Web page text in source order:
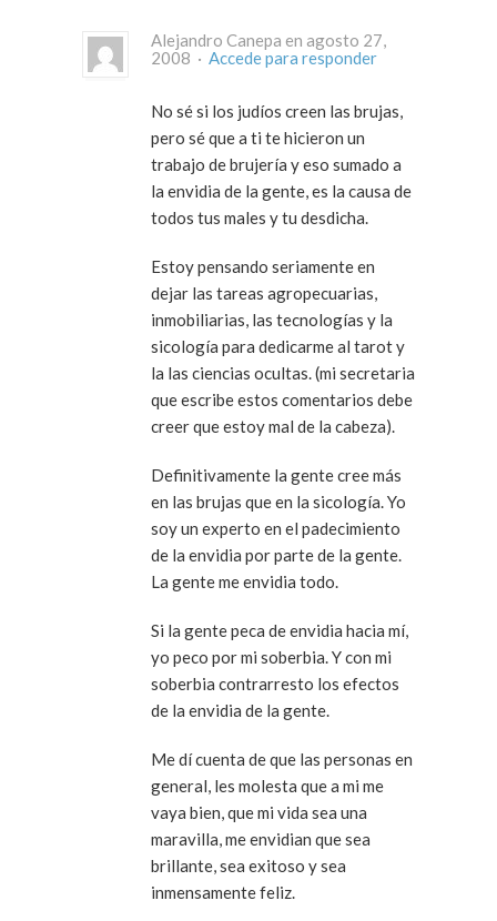
Alejandro Canepa en agosto 27,
2008 · Accede para responder
No sé si los judíos creen las brujas,
pero sé que a ti te hicieron un
trabajo de brujería y eso sumado a
la envidia de la gente, es la causa de
todos tus males y tu desdicha.
Estoy pensando seriamente en
dejar las tareas agropecuarias,
inmobiliarias, las tecnologías y la
sicología para dedicarme al tarot y
la las ciencias ocultas. (mi secretaria
que escribe estos comentarios debe
creer que estoy mal de la cabeza).
Definitivamente la gente cree más
en las brujas que en la sicología. Yo
soy un experto en el padecimiento
de la envidia por parte de la gente.
La gente me envidia todo.
Si la gente peca de envidia hacia mí,
yo peco por mi soberbia. Y con mi
soberbia contrarresto los efectos
de la envidia de la gente.
Me dí cuenta de que las personas en
general, les molesta que a mi me
vaya bien, que mi vida sea una
maravilla, me envidian que sea
brillante, sea exitoso y sea
inmensamente feliz.